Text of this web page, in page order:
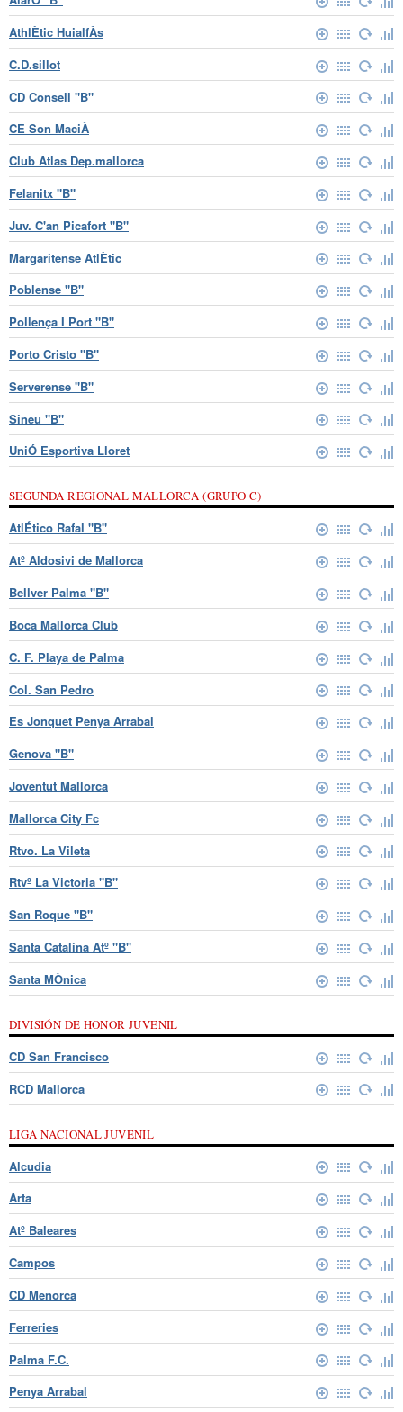
AthlÈtic HuialfÀs
C.D.sillot
CD Consell "B"
CE Son MaciÀ
Club Atlas Dep.mallorca
Felanitx "B"
Juv. C'an Picafort "B"
Margaritense AtlÈtic
Poblense "B"
Pollença I Port "B"
Porto Cristo "B"
Serverense "B"
Sineu "B"
UniÓ Esportiva Lloret
SEGUNDA REGIONAL MALLORCA (GRUPO C)
AtlÉtico Rafal "B"
Atº Aldosivi de Mallorca
Bellver Palma "B"
Boca Mallorca Club
C. F. Playa de Palma
Col. San Pedro
Es Jonquet Penya Arrabal
Genova "B"
Joventut Mallorca
Mallorca City Fc
Rtvo. La Vileta
Rtvº La Victoria "B"
San Roque "B"
Santa Catalina Atº "B"
Santa MÒnica
DIVISIÓN DE HONOR JUVENIL
CD San Francisco
RCD Mallorca
LIGA NACIONAL JUVENIL
Alcudia
Arta
Atº Baleares
Campos
CD Menorca
Ferreries
Palma F.C.
Penya Arrabal